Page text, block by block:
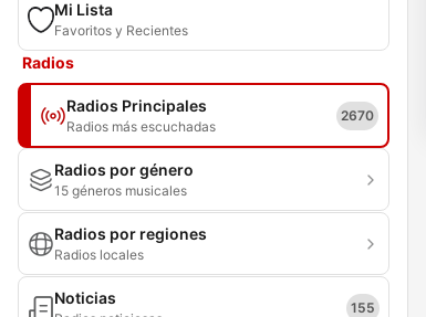
Mi Lista
Favoritos y Recientes
Radios
Radios Principales
Radios más escuchadas
2670
Radios por género
15 géneros musicales
Radios por regiones
Radios locales
Noticias 155